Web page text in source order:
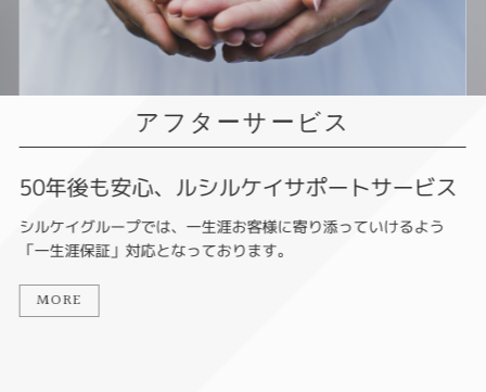
アフターサービス
50年後も安心、ルシルケイサポートサービス
シルケイグループでは、一生涯お客様に寄り添っていけるよう
「一生涯保証」対応となっております。
MORE